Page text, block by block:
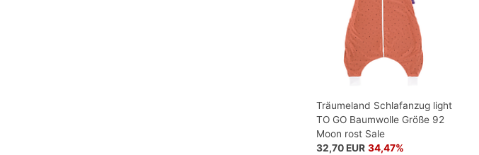
Träumeland Schlafanzug light
TO GO Baumwolle Größe 92
Moon rost Sale
32,70 EUR 34,47%